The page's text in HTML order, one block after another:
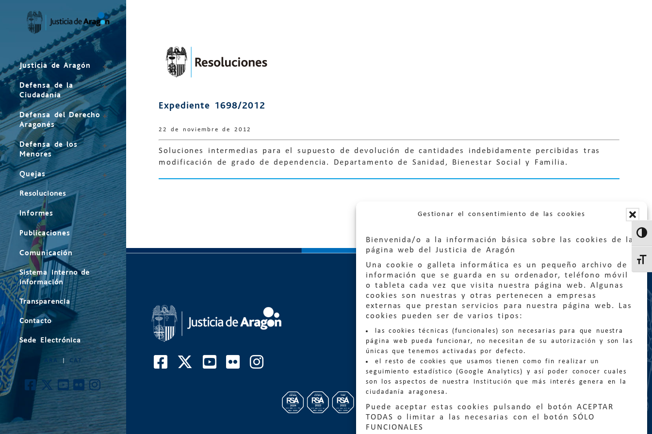
Gestionar el consentimiento de las cookies
Bienvenida/o a la información básica sobre las cookies de la
página web del Justicia de Aragón
Una cookie o galleta informática es un pequeño archivo de
información que se guarda en su ordenador, teléfono móvil
o tableta cada vez que visita nuestra página web. Algunas
cookies son nuestras y otras pertenecen a empresas
externas que prestan servicios para nuestra página web. Las
cookies pueden ser de varios tipos:
las cookies técnicas (funcionales) son necesarias para que nuestra
página web pueda funcionar, no necesitan de su autorización y son las
únicas que tenemos activadas por defecto.
el resto de cookies que usamos tienen como fin realizar un
seguimiento estadístico (Google Analytics) y así poder conocer cuales
son los aspectos de nuestra Institución que más interés genera en la
ciudadanía aragonesa.
Puede aceptar estas cookies pulsando el botón ACEPTAR
TODAS o limitar a las necesarias con el botón SÓLO
FUNCIONALES
Justicia de Aragón
Defensa de la
Ciudadanía
Defensa del Derecho
Aragonés
Defensa de los
Menores
Quejas
Resoluciones
Informes
Publicaciones
Comunicación
Sistema interno de
información
Transparencia
Contacto
Sede Electrónica
CAT
Expediente 1698/2012
22 de noviembre de 2012
Soluciones intermedias para el supuesto de devolución de cantidades indebidamente percibidas tras
modificación de grado de dependencia. Departamento de Sanidad, Bienestar Social y Familia.
Quejas:quejas@eljusticiadearagon.es
Información general:
informacion@eljusticiadearagon.es
Teléfonos: 900 210 210/ 976 399 354